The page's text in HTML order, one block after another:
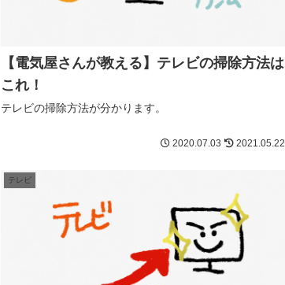
【電気屋さんが教える】テレビの掃除方法は
これ！
テレビの掃除方法が分かります。
2020.07.03 2021.05.22
テレビ